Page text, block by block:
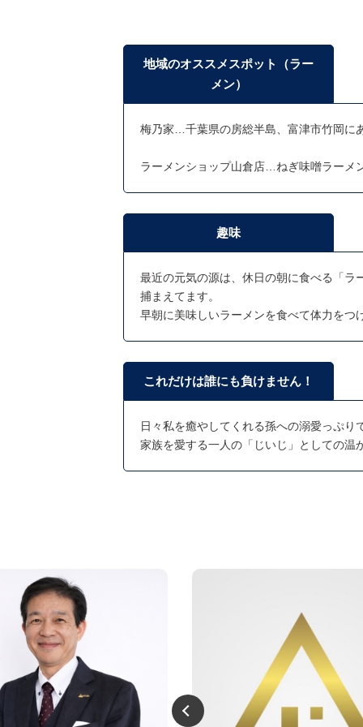
地域のオススメスポット（ラー
メン）
梅乃家…千葉県の房総半島、富津市竹岡に
ラーメンショップ山倉店…ねぎ味噌ラーメ
趣味
最近の元気の源は、休日の朝に食べる「ラ
捕まえてます。
早朝に美味しいラーメンを食べて体力をつ
これだけは誰にも負けません！
日々私を癒やしてくれる孫への溺愛っぷり
家族を愛する一人の「じいじ」としての温